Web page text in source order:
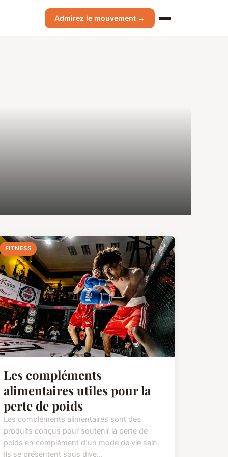
Admirez le mouvement →
FITNESS
Les compléments
alimentaires utiles pour la
perte de poids
Les compléments alimentaires sont des
produits conçus pour soutenir la perte de
poids en complément d'un mode de vie sain.
Ils se présentent sous dive...